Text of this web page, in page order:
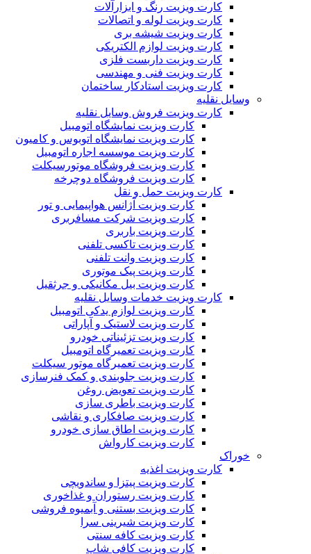
کارت ویزیت رنگ و ابزارآلات
کارت ویزیت لوله و اتصالات
کارت ویزیت شیشه بری
کارت ویزیت لوازم الکتریکی
کارت ویزیت داربست فلزی
کارت ویزیت فنی و مهندسی
کارت ویزیت استادکار ساختمان
وسایل نقلیه
کارت ویزیت فروش وسایل نقلیه
کارت ویزیت نمایشگاه اتومبیل
کارت ویزیت نمایشگاه اتوبوس و کامیون
کارت ویزیت موسسه اجاره اتومبیل
کارت ویزیت فروشگاه موتورسیکلت
کارت ویزیت فروشگاه دوچرخه
کارت ویزیت حمل و نقل
کارت ویزیت آژانس هواپیمایی و تور
کارت ویزیت شرکت مسافربری
کارت ویزیت باربری
کارت ویزیت تاکسی تلفنی
کارت ویزیت وانت تلفنی
کارت ویزیت پیک موتوری
کارت ویزیت بیل مکانیکی و جرثقیل
کارت ویزیت خدمات وسایل نقلیه
کارت ویزیت لوازم یدکی اتومبیل
کارت ویزیت لاستیک و آپاراتی
کارت ویزیت تزئیناتی خودرو
کارت ویزیت تعمیرگاه اتومبیل
کارت ویزیت تعمیرگاه موتور سیکلت
کارت ویزیت جلوبندی و کمک فنرسازی
کارت ویزیت تعویض روغن
کارت ویزیت باطری سازی
کارت ویزیت صافکاری و نقاشی
کارت ویزیت اطاق سازی خودرو
کارت ویزیت کارواش
خوراک
کارت ویزیت اغذیه
کارت ویزیت پیتزا و ساندویچی
کارت ویزیت رستوران و غذاخوری
کارت ویزیت بستنی و آبمیوه فروشی
کارت ویزیت شیرینی سرا
کارت ویزیت کافه سنتی
کارت ویزیت کافی شاپ